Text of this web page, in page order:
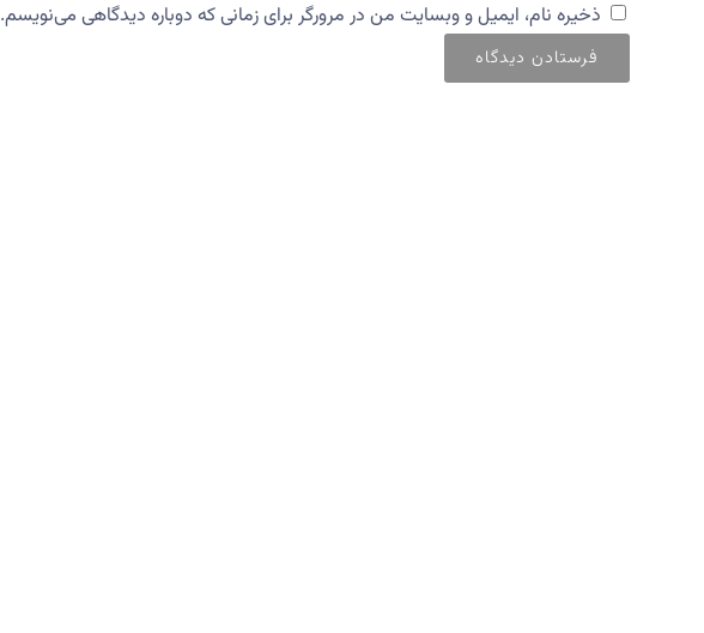
ذخیره نام، ایمیل و وبسایت من در مرورگر برای زمانی که دوباره دیدگاهی می‌نویسم.